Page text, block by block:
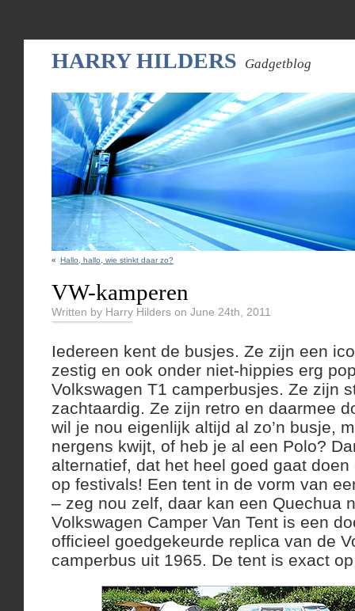
HARRY HILDERS Gadgetblog
« Hallo, hallo, wie stinkt daar zo?
VW-kamperen
Written by Harry Hilders on June 24th, 2011
Iedereen kent de busjes. Ze zijn een
zestig en ook onder niet-hippies erg
Volkswagen T1 camperbusjes. Ze zijn
zachtaardig. Ze zijn retro en daarmee
wil je nou eigenlijk altijd al zo’n busje,
nergens kwijt, of heb je al een Polo?
alternatief, dat het heel goed gaat
op festivals! Een tent in de vorm van
– zeg nou zelf, daar kan een Quechua
Volkswagen Camper Van Tent is een
officieel goedgekeurde replica van de
camperbus uit 1965. De tent is exact